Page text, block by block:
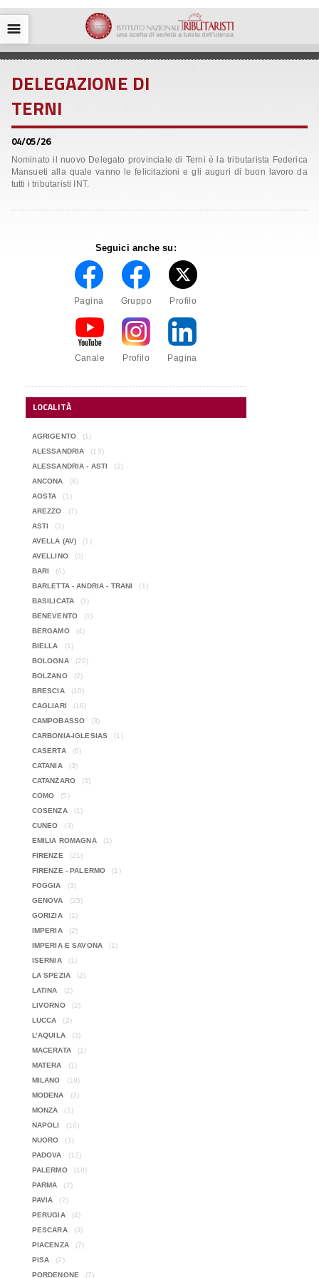
☰
DELEGAZIONE DI
TERNI
04/05/26
Nominato il nuovo Delegato provinciale di Terni è la tributarista Federica
Mansueti alla quale vanno le felicitazioni e gli auguri di buon lavoro da
tutti i tributaristi INT.
Seguici anche su:
Pagina Gruppo Profilo
Canale Profilo Pagina
LOCALITÀ
AGRIGENTO
(1)
ALESSANDRIA
(19)
ALESSANDRIA - ASTI
(2)
ANCONA
(8)
AOSTA
(1)
AREZZO
(7)
ASTI
(3)
AVELLA (AV)
(1)
AVELLINO
(3)
BARI
(6)
BARLETTA - ANDRIA - TRANI
(1)
BASILICATA
(1)
BENEVENTO
(1)
BERGAMO
(4)
BIELLA
(1)
BOLOGNA
(26)
BOLZANO
(2)
BRESCIA
(10)
CAGLIARI
(16)
CAMPOBASSO
(3)
CARBONIA-IGLESIAS
(1)
CASERTA
(6)
CATANIA
(3)
CATANZARO
(3)
COMO
(5)
COSENZA
(1)
CUNEO
(3)
EMILIA ROMAGNA
(1)
FIRENZE
(21)
FIRENZE - PALERMO
(1)
FOGGIA
(3)
GENOVA
(25)
GORIZIA
(1)
IMPERIA
(2)
IMPERIA E SAVONA
(1)
ISERNIA
(1)
LA SPEZIA
(2)
LATINA
(2)
LIVORNO
(2)
LUCCA
(2)
L’AQUILA
(3)
MACERATA
(1)
MATERA
(1)
MILANO
(18)
MODENA
(3)
MONZA
(1)
NAPOLI
(10)
NUORO
(1)
PADOVA
(12)
PALERMO
(10)
PARMA
(2)
PAVIA
(2)
PERUGIA
(4)
PESCARA
(3)
PIACENZA
(7)
PISA
(2)
PORDENONE
(7)